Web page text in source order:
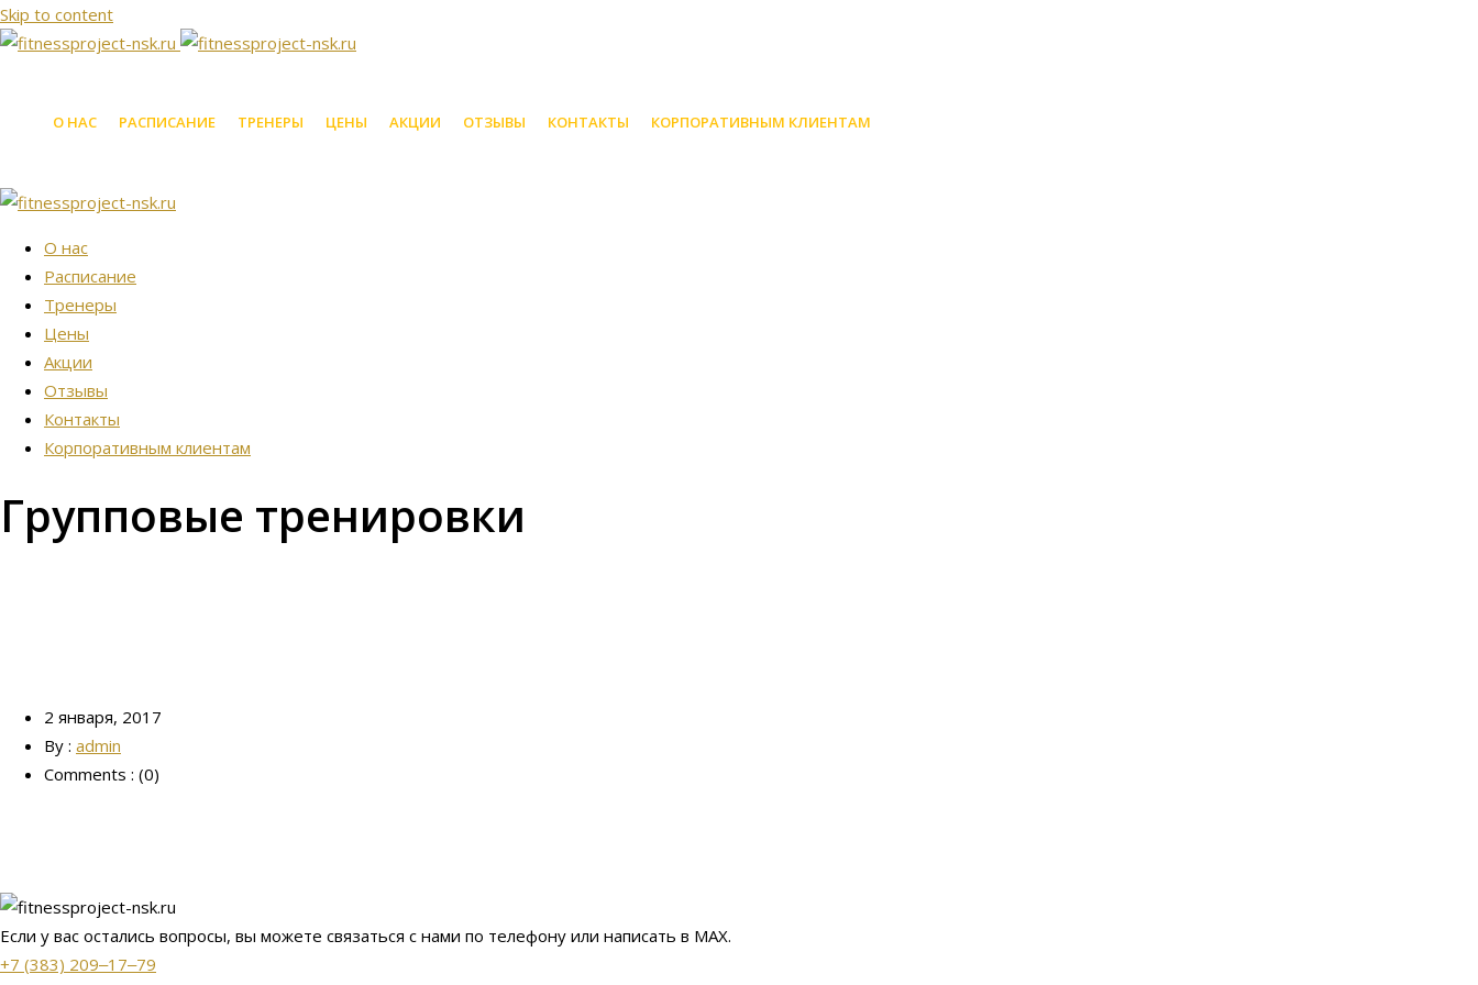
Skip to content
О НАС РАСПИСАНИЕ ТРЕНЕРЫ ЦЕНЫ АКЦИИ ОТЗЫВЫ КОНТАКТЫ КОРПОРАТИВНЫМ КЛИЕНТАМ
О нас
Расписание
Тренеры
Цены
Акции
Отзывы
Контакты
Корпоративным клиентам
Групповые тренировки
2 января, 2017
By : admin
Comments : (0)
Если у вас остались вопросы, вы можете связаться с нами по телефону или написать в МАХ.
+7 (383) 209‒17‒79